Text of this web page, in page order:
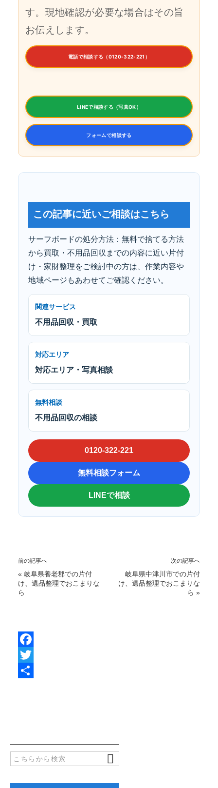
す。現地確認が必要な場合はその旨
お伝えします。
電話で相談する（0120-322-221）
LINEで相談する（写真OK）
フォームで相談する
この記事に近いご相談はこちら
サーフボードの処分方法：無料で捨てる方法
から買取・不用品回収までの内容に近い片付
け・家財整理をご検討中の方は、作業内容や
地域ページもあわせてご確認ください。
関連サービス
不用品回収・買取
対応エリア
対応エリア・写真相談
無料相談
不用品回収の相談
0120-322-221
無料相談フォーム
LINEで相談
前の記事へ
« 岐阜県養老郡での片付
け、遺品整理でおこまりな
ら
次の記事へ
岐阜県中津川市での片付
け、遺品整理でおこまりな
ら »
F